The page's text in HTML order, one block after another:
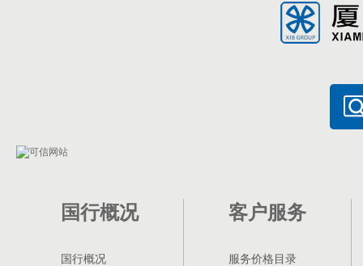
国行概况
国行概况
客户服务
服务价格目录